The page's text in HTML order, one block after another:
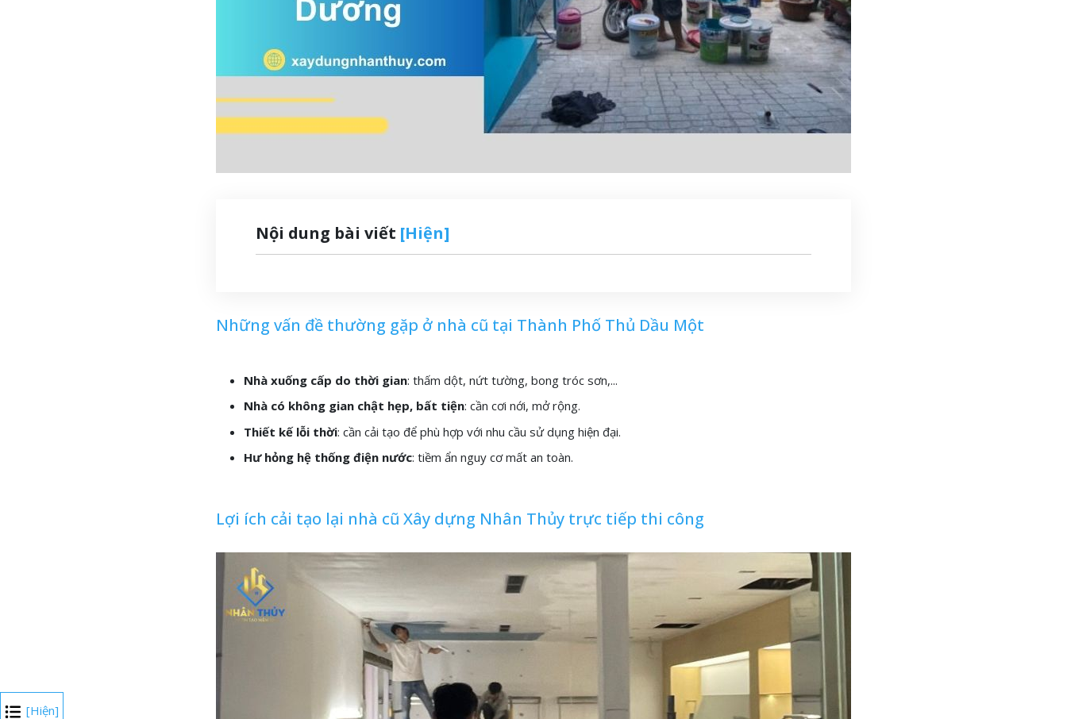
Nội dung bài viết [Hiện]
[Hiện]
Những vấn đề thường gặp ở nhà cũ tại Thành Phố Thủ Dầu Một
Nhà xuống cấp do thời gian: thấm dột, nứt tường, bong tróc sơn,...
Nhà có không gian chật hẹp, bất tiện: cần cơi nới, mở rộng.
Thiết kế lỗi thời: cần cải tạo để phù hợp với nhu cầu sử dụng hiện đại.
Hư hỏng hệ thống điện nước: tiềm ẩn nguy cơ mất an toàn.
Lợi ích cải tạo lại nhà cũ Xây dựng Nhân Thủy trực tiếp thi công